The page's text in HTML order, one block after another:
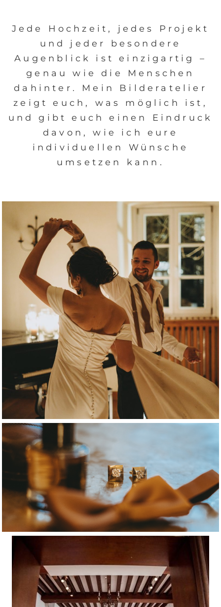
Jede Hochzeit, jedes Projekt
und jeder besondere
Augenblick ist einzigartig –
genau wie die Menschen
dahinter. Mein Bilderatelier
zeigt euch, was möglich ist,
und gibt euch einen Eindruck
davon, wie ich eure
individuellen Wünsche
umsetzen kann.